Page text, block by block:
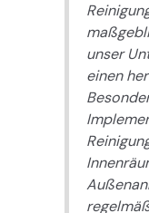
unser
einen